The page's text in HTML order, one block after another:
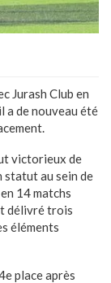
Jurash Club en
a de nouveau été
victorieux de
statut au sein de
14 matchs
délivré trois
éléments
place après